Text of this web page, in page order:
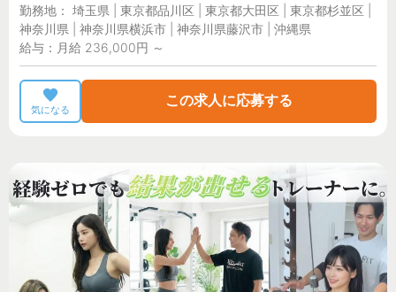
勤務地： 埼玉県 | 東京都品川区 | 東京都大田区 | 東京都杉並区 |
神奈川県 | 神奈川県横浜市 | 神奈川県藤沢市 | 沖縄県
給与：月給 236,000円 ～
気になる
この求人に応募する